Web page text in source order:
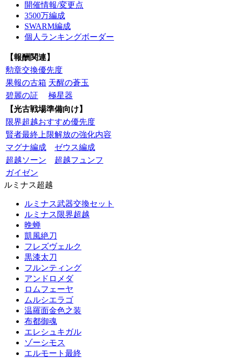
開催情報/変更点
3500万編成
SWARM編成
個人ランキングボーダー
【報酬関連】
勲章交換優先度
果報の古箱 天醒の蒼玉
碧麗の証
極星器
【光古戦場準備向け】
限界超越おすすめ優先度
賢者最終上限解放の強化内容
マグナ編成
ゼウス編成
超越ソーン
超越フュンフ
ガイゼン
ルミナス超越
ルミナス武器交換セット
ルミナス限界超越
晩蝉
凱風絶刀
フレズヴェルク
黒漆太刀
フルンティング
アンドロメダ
ロムフェーヤ
ムルシエラゴ
温羅面金色之装
布都御魂
エレシュキガル
ゾーシモス
エルモート最終